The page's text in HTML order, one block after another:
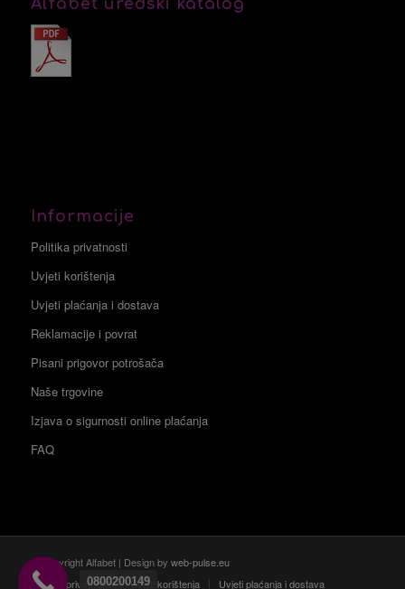
Informacije
Politika privatnosti
Uvjeti korištenja
Uvjeti plaćanja i dostava
Reklamacije i povrat
Pisani prigovor potrošača
Naše trgovine
Izjava o sigurnosti online plaćanja
FAQ
© Copyright Alfabet | Design by web-pulse.eu
Politika privatnosti
Uvjeti korištenja Uvjeti plaćanja i dostava
0800200149